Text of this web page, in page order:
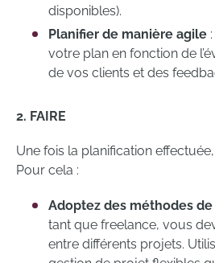
disponibles).
Planifier de manière agile
votre plan en fonction de
de vos clients et des
2. FAIRE
Une fois la planification
Pour cela :
Adoptez des méthodes
tant que freelance, vous
entre différents projets.